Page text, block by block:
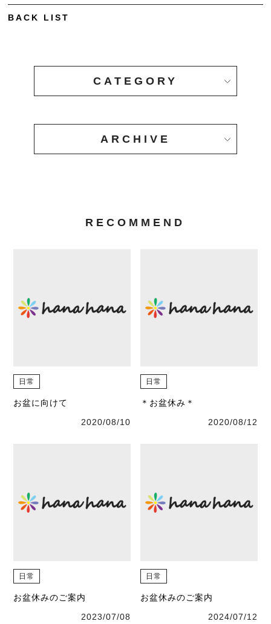
BACK LIST
CATEGORY
ARCHIVE
RECOMMEND
日常
お盆に向けて
2020/08/10
日常
＊お盆休み＊
2020/08/12
日常
お盆休みのご案内
2023/07/08
日常
お盆休みのご案内
2024/07/12